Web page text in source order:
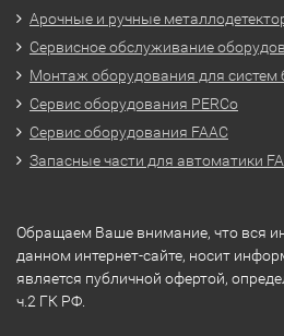
Арочные и ручные
Сервисное обслуживание
Монтаж оборудования для систем
Сервис оборудования PERCo
Сервис оборудования FAAC
Запасные части для автоматики
Обращаем Ваше внимание, что вся
данном интернет-сайте, носит
является публичной офертой,
ч.2 ГК РФ.